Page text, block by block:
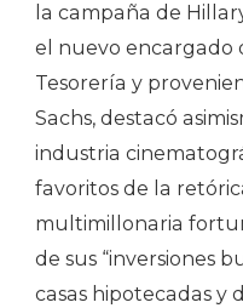
la campaña de
el nuevo encargado
Tesorería y
Sachs, destacó
industria
favoritos de la
multimillonaria
de sus “inversiones
casas hipotecadas y